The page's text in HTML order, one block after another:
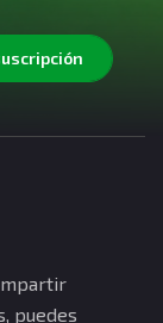
puedes